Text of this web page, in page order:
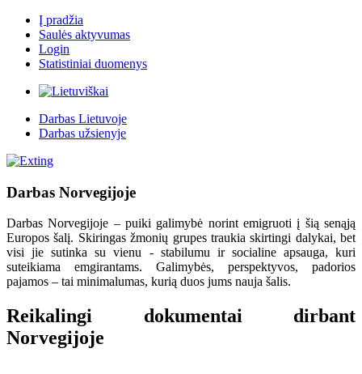
Į pradžia
Saulės aktyvumas
Login
Statistiniai duomenys
Darbas Lietuvoje
Darbas užsienyje
Darbas Norvegijoje
Darbas Norvegijoje – puiki galimybė norint emigruoti į šią senąją
Europos šalį. Skiringas žmonių grupes traukia skirtingi dalykai, bet
visi jie sutinka su vienu - stabilumu ir socialine apsauga, kuri
suteikiama emgirantams. Galimybės, perspektyvos, padorios
pajamos – tai minimalumas, kurią duos jums nauja šalis.
Reikalingi dokumentai dirbant
Norvegijoje